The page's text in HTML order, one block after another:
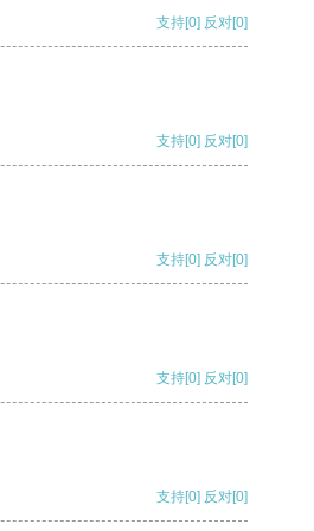
支持[0] 反对[0]
支持[0] 反对[0]
支持[0] 反对[0]
支持[0] 反对[0]
支持[0] 反对[0]